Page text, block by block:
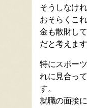
そうしなけ
おそらくこ
金も散財し
だと考えます
特にスポー
れに見合っ
す。
就職の面接